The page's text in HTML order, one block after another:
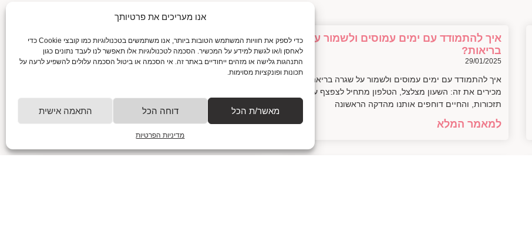
אנו מעריכים את פרטיותך
כדי לספק את חוויות המשתמש הטובות ביותר, אנו משתמשים בטכנולוגיות כמו קובצי Cookie כדי
לאחסן ו/או לגשת למידע על המכשיר. הסכמה לטכנולוגיות אלו תאפשר לנו לעבד נתונים כגון
התנהגות גלישה או מזהים ייחודיים באתר זה. אי הסכמה או ביטול הסכמה עלולים להשפיע לרעה על
תכונות ופונקציות מסוימות.
מאשר/ת הכל דוחה הכל התאמה אישית
מדיניות הפרטיות
איך להתמודד עם ימים עמוסים ולשמור על
בריאות?
29/01/2025
איך להתמודד עם ימים עמוסים ולשמור על שגרה בריאה כולנו
מכירים את זה: השעון מצלצל, הטלפון מתחיל לצפצף עם
תזכורות, והחיים דוחפים אותנו מהדקה הראשונה
למאמר המלא
גלה את טכניקות המעקב אחרי תחושות רעב
ושובע
29/01/2025
למאמר המלא